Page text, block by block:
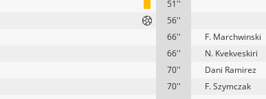
51''
56''
66''
F. Marchwinski
66''
N. Kvekveskiri
70''
Dani Ramirez
70''
F. Szymczak